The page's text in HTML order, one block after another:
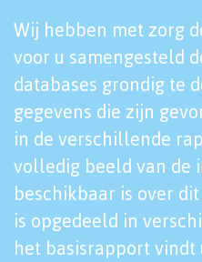
Wij hebben met zorg
voor u samengesteld
databases grondig te
gegevens die zijn
in de verschillende
volledig beeld van de
beschikbaar is over
is opgedeeld in
het basisrapport vindt